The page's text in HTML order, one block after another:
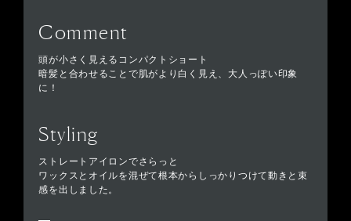
Comment
頭が小さく見えるコンパクトショート
暗髪と合わせることで肌がより白く見え、大人っぽい印象
に！
Styling
ストレートアイロンでさらっと
ワックスとオイルを混ぜて根本からしっかりつけて動きと束
感を出しました。